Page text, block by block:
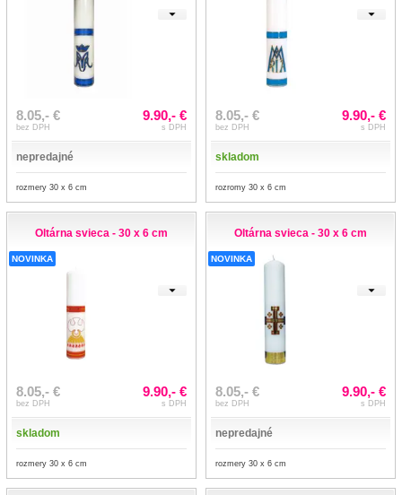
8.05,- €
bez DPH
9.90,- €
s DPH
nepredajné
rozmery 30 x 6 cm
8.05,- €
bez DPH
9.90,- €
s DPH
skladom
rozromy 30 x 6 cm
Oltárna svieca - 30 x 6 cm
NOVINKA
8.05,- €
bez DPH
9.90,- €
s DPH
skladom
rozmery 30 x 6 cm
Oltárna svieca - 30 x 6 cm
NOVINKA
8.05,- €
bez DPH
9.90,- €
s DPH
nepredajné
rozmery 30 x 6 cm